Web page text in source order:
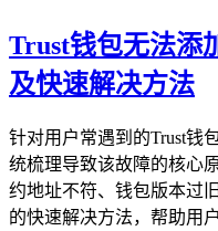
Trust钱包无法添
及快速解决方法
针对用户常遇到的Trust钱
统梳理导致该故障的核心
约地址不符、钱包版本过
的快速解决方法，帮助用